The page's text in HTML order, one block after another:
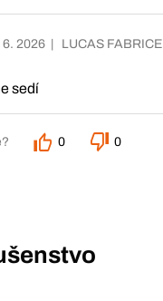
6. 2026 | LUCAS FABRICE
sedí
0 0